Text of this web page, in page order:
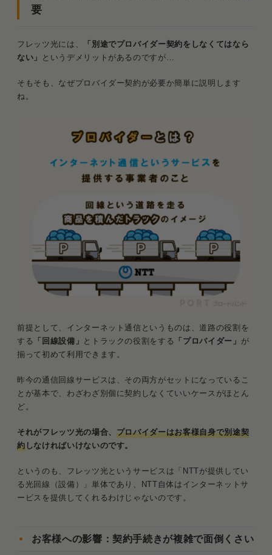
お客様への影響：フレッツ光は月額料金が年
デメリット4．スマホのセット割引が無い
お客様への影響：工事費が有料だから初期費
用が高い
「速度が遅い」は誤解
ただしプロバイダー選びを間違えると低速に
フレッツ光が適しているのは「プロバイダーに拘り
コスパ重視なら「auひかり」か「ソフトバ
ンク光」
まとめ．フレッツ光は費用面で最適でない回線
要
フレッツ光には、
「別途でプロバイダー契約をしなくてはなら
ない」
というデメリットがあるのですが…
そもそも、なぜプロバイダー契約が必要か簡単に説明します
ね。
前提として、インターネット通信というものは、道路の役割を
する
「回線設備」 とトラックの役割をする 「プロバイダー」 が
揃って初めて利用できます。
昨今の通信回線サービスは、その両方がセットになっているこ
とが基本で、わざわざ別個に契約しなくていいケースがほとん
ど。
それがフレッツ光の場合、 プロバイダーはお客様自身で別途契
約しなければいけないのです。
というのも、フレッツ光というサービスは「NTTが提供してい
る光回線（設備）」単体であり、NTT自体はインターネットサ
ービスを提供してくれるわけじゃないのです。
お客様への影響：契約手続きが複雑で面倒くさい